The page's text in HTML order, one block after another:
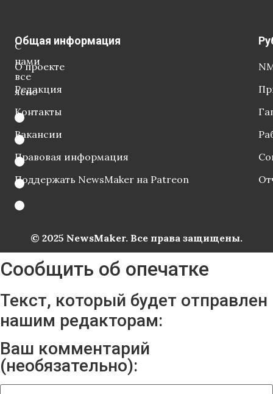
С
нами
все
ясно
Общая информация
О проекте
Редакция
Контакты
Вакансии
Правовая информация
Поддержать NewsMaker на Patreon
© 2025 NewsMaker. Все права защищены.
Сообщить об опечатке
Текст, который будет отправлен
нашим редакторам:
Ваш комментарий
(необязательно):